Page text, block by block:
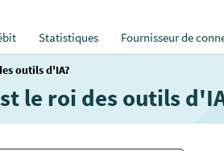
Statistiques Fournisseur de
outils d'IA?
le roi des outils